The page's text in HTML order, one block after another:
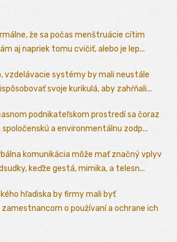
že sa počas menštruácie cítim
aj napriek tomu cvičiť, alebo je lep...
vzdelávacie systémy by mali neustále
svoje kurikulá, aby zahŕňali...
podnikateľskom prostredí sa čoraz
a environmentálnu zodp...
komunikácia môže mať značný vplyv
keďže gestá, mimika, a telesn...
hľadiska by firmy mali byť
o používaní a ochrane ich